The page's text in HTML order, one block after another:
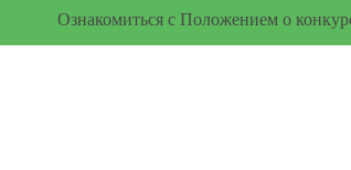
Ознакомиться с Положением о